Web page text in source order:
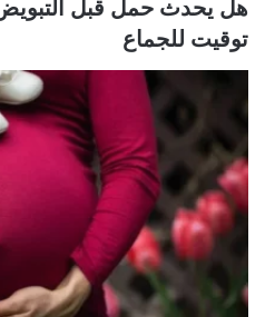
هل يحدث حمل قبل التبويض
توقيت للجماع